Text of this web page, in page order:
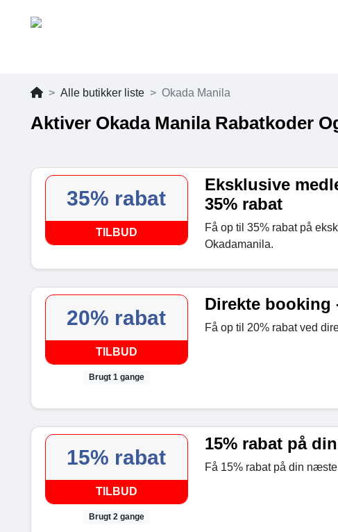
Alle butikker liste Okada Manila
Aktiver Okada Manila Rabatkoder
35% rabat
TILBUD
Eksklusive
35% rabat
Få op til 35% rabat på
Okadamanila.
20% rabat
TILBUD
Brugt 1 gange
Direkte booking
Få op til 20% rabat ved
15% rabat
TILBUD
Brugt 2 gange
15% rabat på
Få 15% rabat på din